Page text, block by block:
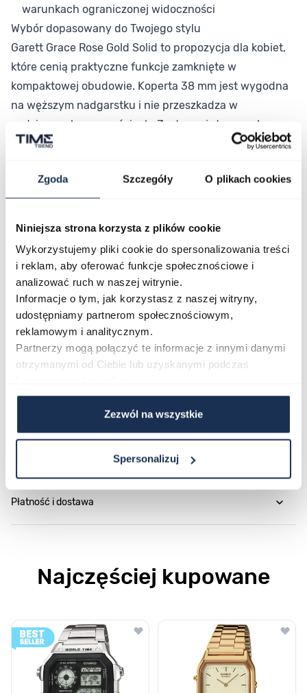
Zgoda Szczegóły O plikach cookies
Niniejsza strona korzysta z plików cookie
Wykorzystujemy pliki cookie do spersonalizowania treści
i reklam, aby oferować funkcje społecznościowe i
analizować ruch w naszej witrynie.
Informacje o tym, jak korzystasz z naszej witryny,
udostępniamy partnerom społecznościowym,
reklamowym i analitycznym.
Partnerzy mogą połączyć te informacje z innymi danymi
otrzymanymi od Ciebie lub uzyskanymi podczas
Zezwól na wszystkie
Spersonalizuj
warunkach ograniczonej widoczności
Wybór dopasowany do Twojego stylu
Garett Grace Rose Gold Solid to propozycja dla kobiet,
które cenią praktyczne funkcje zamknięte w
kompaktowej obudowie. Koperta 38 mm jest wygodna
na węższym nadgarstku i nie przeszkadza w
codziennych czynnościach. Zestaw użytecznych
funkcji – alarm, stoper, timer i datownik – sprawia, że
Połączenie stylu i funkcjonalności
Garett Grace Rose Gold Solid to smartwatch, który łączy
nowoczesny design ze zbiorem praktycznych narzędzi
wygląda spójnie i działa niezawodnie, sprawdź
dostępność modelu w naszym sklepie.
Parametry
O marce
Płatność i dostawa
Najczęściej kupowane
Poruszanie się po elementach karuzeli jest możliwe za pomocą
Naciśnij, aby pominąć karuzelę
Naciśnij, aby przejść do nawigacji karuzeli